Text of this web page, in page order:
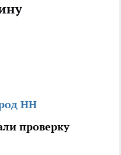
НН
проверку